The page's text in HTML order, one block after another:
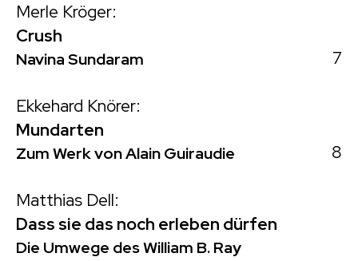
Merle Kröger:
Crush
Navina Sundaram 7
Ekkehard Knörer:
Mundarten
Zum Werk von Alain Guiraudie 8
Matthias Dell:
Dass sie das noch erleben dürfen
Die Umwege des William B. Ray